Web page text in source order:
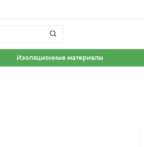
Изоляционные материалы